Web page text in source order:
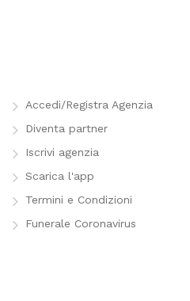
Accedi/Registra Agenzia
Diventa partner
Iscrivi agenzia
Scarica l'app
Termini e Condizioni
Funerale Coronavirus